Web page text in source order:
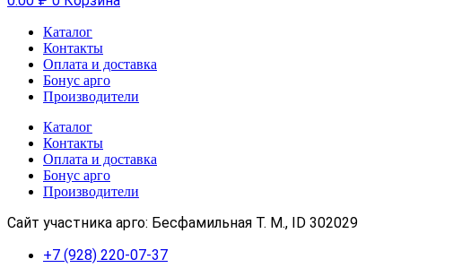
Каталог
Контакты
Оплата и доставка
Бонус арго
Производители
Каталог
Контакты
Оплата и доставка
Бонус арго
Производители
Сайт участника арго: Бесфамильная Т. М., ID 302029
+7 (928) 220-07-37